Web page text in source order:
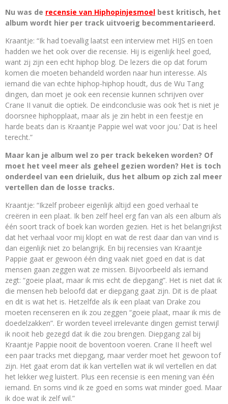
Nu was de recensie van Hiphopinjesmoel best kritisch, het
album wordt hier per track uitvoerig becommentarieerd.
Kraantje: “Ik had toevallig laatst een interview met HIJS en toen
hadden we het ook over die recensie. Hij is eigenlijk heel goed,
want zij zijn een echt hiphop blog. De lezers die op dat forum
komen die moeten behandeld worden naar hun interesse. Als
iemand die van echte hiphop-hiphop houdt, dus de Wu Tang
dingen, dan moet je ook een recensie kunnen schrijven over
Crane II vanuit die optiek. De eindconclusie was ook ‘het is niet je
doorsnee hiphopplaat, maar als je zin hebt in een feestje en
harde beats dan is Kraantje Pappie wel wat voor jou.’ Dat is heel
terecht.”
Maar kan je album wel zo per track bekeken worden? Of
moet het veel meer als geheel gezien worden? Het is toch
onderdeel van een drieluik, dus het album op zich zal meer
vertellen dan de losse tracks.
Kraantje: “Ikzelf probeer eigenlijk altijd een goed verhaal te
creëren in een plaat. Ik ben zelf heel erg fan van als een album als
één soort track of boek kan worden gezien. Het is het belangrijkst
dat het verhaal voor mij klopt en wat de rest daar dan van vind is
dan eigenlijk niet zo belangrijk. En bij recensies van Kraantje
Pappie gaat er gewoon één ding vaak niet goed en dat is dat
mensen gaan zeggen wat ze missen. Bijvoorbeeld als iemand
zegt: “goeie plaat, maar ik mis echt de diepgang”. Het is niet dat ik
die mensen heb beloofd dat er diepgang gaat zijn. Dit is de plaat
en dit is wat het is. Hetzelfde als ik een plaat van Drake zou
moeten recenseren en ik zou zeggen “goeie plaat, maar ik mis de
doedelzakken”. Er worden teveel irrelevante dingen gemist terwijl
ik nooit heb gezegd dat ik die zou brengen. Diepgang zal bij
Kraantje Pappie nooit de boventoon voeren. Crane II heeft wel
een paar tracks met diepgang, maar verder moet het gewoon tof
zijn. Het gaat erom dat ik kan vertellen wat ik wil vertellen en dat
het lekker weg luistert. Plus een recensie is een mening van één
iemand. En soms vind ik ze goed en soms wat minder goed. Maar
ik doe wat ik zelf wil.”